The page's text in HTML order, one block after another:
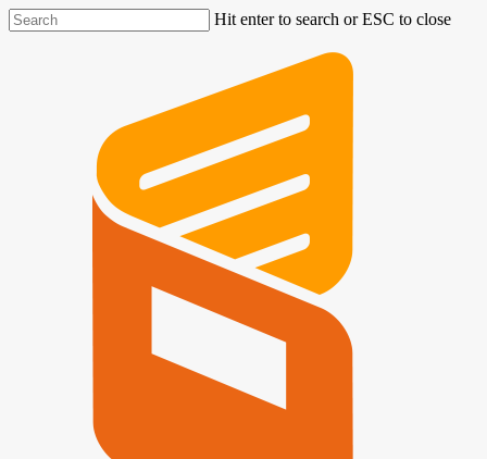
Hit enter to search or ESC to close